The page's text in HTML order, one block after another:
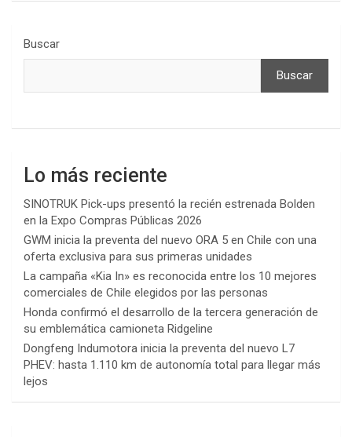
Buscar
Buscar
Lo más reciente
SINOTRUK Pick-ups presentó la recién estrenada Bolden
en la Expo Compras Públicas 2026
GWM inicia la preventa del nuevo ORA 5 en Chile con una
oferta exclusiva para sus primeras unidades
La campaña «Kia In» es reconocida entre los 10 mejores
comerciales de Chile elegidos por las personas
Honda confirmó el desarrollo de la tercera generación de
su emblemática camioneta Ridgeline
Dongfeng Indumotora inicia la preventa del nuevo L7
PHEV: hasta 1.110 km de autonomía total para llegar más
lejos